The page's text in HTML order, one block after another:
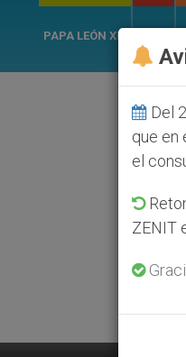
PAPA LEÓN XIV
Del
que en
el
ZENIT